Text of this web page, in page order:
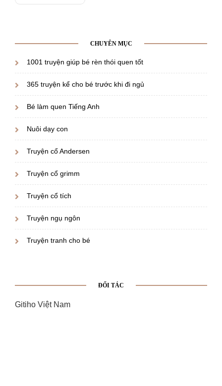
CHUYÊN MỤC
1001 truyện giúp bé rèn thói quen tốt
365 truyện kể cho bé trước khi đi ngủ
Bé làm quen Tiếng Anh
Nuôi dạy con
Truyện cổ Andersen
Truyện cổ grimm
Truyện cổ tích
Truyện ngụ ngôn
Truyện tranh cho bé
ĐỐI TÁC
Gitiho Việt Nam